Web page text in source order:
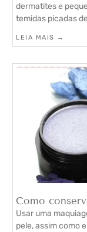
dermatites e
temidas picadas
LEIA MAIS →
Como
Usar uma
pele, assim como